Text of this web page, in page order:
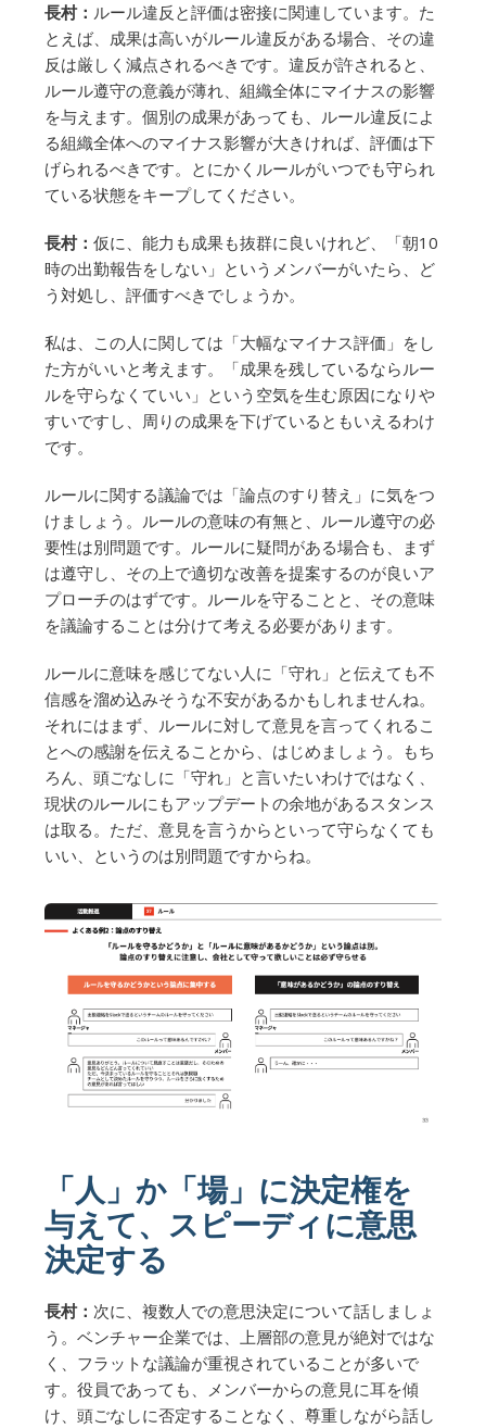
長村： ルール違反と評価は密接に関連しています。た
とえば、成果は高いがルール違反がある場合、その違
反は厳しく減点されるべきです。違反が許されると、
ルール遵守の意義が薄れ、組織全体にマイナスの影響
を与えます。個別の成果があっても、ルール違反によ
る組織全体へのマイナス影響が大きければ、評価は下
げられるべきです。とにかくルールがいつでも守られ
ている状態をキープしてください。
長村： 仮に、能力も成果も抜群に良いけれど、「朝10
時の出勤報告をしない」というメンバーがいたら、ど
う対処し、評価すべきでしょうか。
私は、この人に関しては「大幅なマイナス評価」をし
た方がいいと考えます。「成果を残しているならルー
ルを守らなくていい」という空気を生む原因になりや
すいですし、周りの成果を下げているともいえるわけ
です。
ルールに関する議論では「論点のすり替え」に気をつ
けましょう。ルールの意味の有無と、ルール遵守の必
要性は別問題です。ルールに疑問がある場合も、まず
は遵守し、その上で適切な改善を提案するのが良いア
プローチのはずです。ルールを守ることと、その意味
を議論することは分けて考える必要があります。
ルールに意味を感じてない人に「守れ」と伝えても不
信感を溜め込みそうな不安があるかもしれませんね。
それにはまず、ルールに対して意見を言ってくれるこ
とへの感謝を伝えることから、はじめましょう。もち
ろん、頭ごなしに「守れ」と言いたいわけではなく、
現状のルールにもアップデートの余地があるスタンス
は取る。ただ、意見を言うからといって守らなくても
いい、というのは別問題ですからね。
「人」か「場」に決定権を
与えて、スピーディに意思
決定する
長村： 次に、複数人での意思決定について話しましょ
う。ベンチャー企業では、上層部の意見が絶対ではな
く、フラットな議論が重視されていることが多いで
す。役員であっても、メンバーからの意見に耳を傾
け、頭ごなしに否定することなく、尊重しながら話し